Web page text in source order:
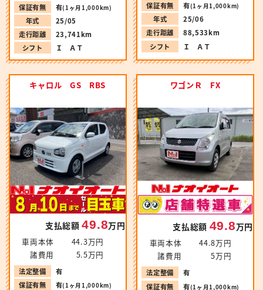
保証有無
有(1ヶ月1,000km)
年式
25/05
走行距離
23,741km
シフト
Ｉ ＡＴ
保証有無
有(1ヶ月1,000km)
年式
25/06
走行距離
88,533km
シフト
Ｉ ＡＴ
キャロル GS RBS
支払総額49.8万円
車両本体
44.3万円
諸費用
5.5万円
法定整備
有
保証有無
有(1ヶ月1,000km)
ワゴンＲ FX
支払総額 49.8万円
車両本体
44.8万円
諸費用
5万円
法定整備
有
保証有無
有(1ヶ月1,000km)